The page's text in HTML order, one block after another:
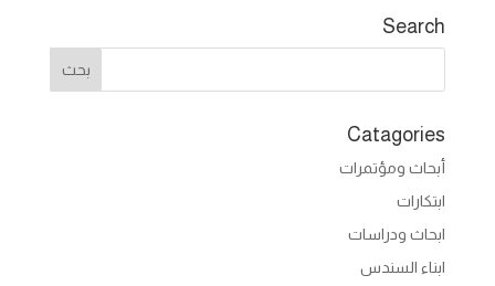
Search
Catagories
أبحاث ومؤتمرات
ابتكارات
ابحاث ودراسات
ابناء السندس